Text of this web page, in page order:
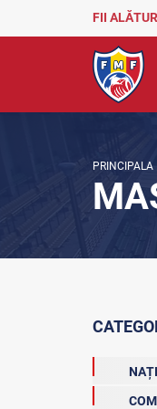
FII
PRINCIPALA